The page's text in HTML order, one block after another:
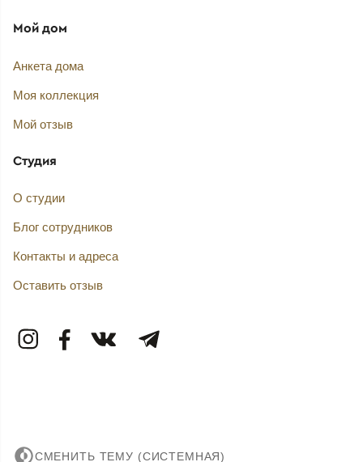
Мой дом
Анкета дома
Моя коллекция
Мой отзыв
Студия
О студии
Блог сотрудников
Контакты и адреса
Оставить отзыв
СМЕНИТЬ ТЕМУ (СИСТЕМНАЯ)